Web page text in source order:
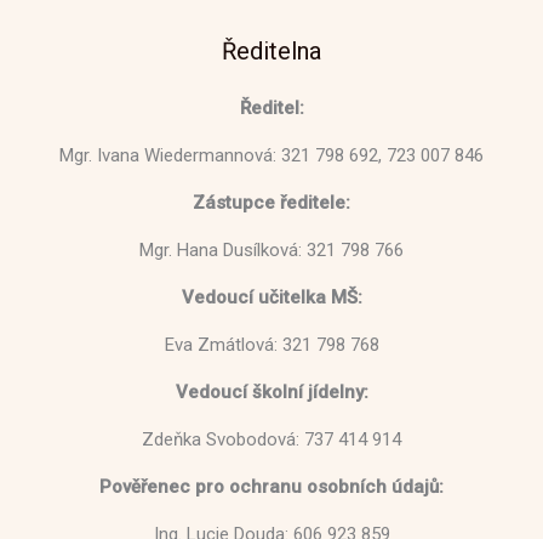
Ředitelna
Ředitel:
Mgr. Ivana Wiedermannová: 321 798 692, 723 007 846
Zástupce ředitele:
Mgr. Hana Dusílková: 321 798 766
Vedoucí učitelka MŠ:
Eva Zmátlová: 321 798 768
Vedoucí školní jídelny:
Zdeňka Svobodová: 737 414 914
Pověřenec pro ochranu osobních údajů:
Ing. Lucie Douda: 606 923 859